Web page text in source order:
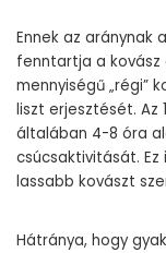
Ennek az aránynak
fenntartja a kovász
mennyiségű „régi”
liszt erjesztését. Az
általában 4-8 óra
csúcsaktivitását.
lassabb kovászt
Hátránya, hogy